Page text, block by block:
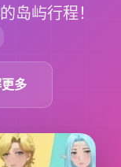
岛屿行程！
多